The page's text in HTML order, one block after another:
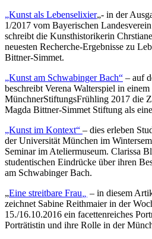
„Kunst als Lebenselixier„- in der
1/2017 vom Bayerischen
schreibt die Kunsthistorikerin
neuesten Recherche-Ergebnisse zu
Bittner-Simmet.
„Kunst am Schwabinger Bach“ – auf
beschreibt Verena Walterspiel in
MünchnerStiftungsFrühling 2017 die
Magda Bittner-Simmet Stiftung als
„Kunst im Kontext“ – dies erleben
der Universität München im
Seminar im Ateliermuseum. Clarissa
studentischen Eindrücke über ihren
am Schwabinger Bach.
„Eine streitbare Frau
– in diesem
zeichnet Sabine Reithmaier in der
15./16.10.2016 ein facettenreiches
Porträtistin und ihre Rolle in der